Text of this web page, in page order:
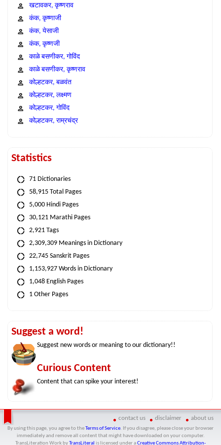
खटावकर, कृष्णराव
कंक, कृष्णाजी
कंक, येसाजी
कंक, कृष्णजी
काळे बसणीकर, गोविंद
काळे बसणीकर, कृष्णराव
कोल्हटकर, बळवंत
कोल्हटकर, लक्ष्मण
कोल्हटकर, गोविंद
कोल्हटकर, राम्रचंद्र
Statistics
71 Dictionaries
58,915 Total Pages
5,000 Hindi Pages
30,121 Marathi Pages
2,921 Tags
2,309,309 Meanings in Dictionary
22,745 Sanskrit Pages
1,153,927 Words in Dictionary
1,048 English Pages
1 Other Pages
Suggest a word!
Suggest new words or meaning to our dictionary!!
Curious Content
Content that can spike your interest!
contact us disclaimer about us
By using this page, you agree to the Terms of Service. If you disagree, please close your browser
immediately and remove all content that might have downloaded on your computer.
TransLiteration Workby TransLiteral is licensed under aCreative Commons Attribution-